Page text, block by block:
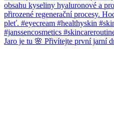
Jaro je tu 🌸 Přivítejte první jarní